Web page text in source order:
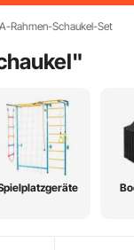
A-Rahmen-Schaukel-Set
"